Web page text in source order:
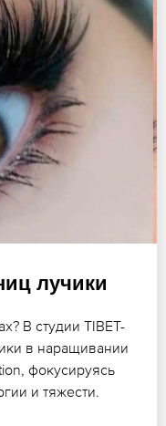
лучики
В студии TIBET-
в наращивании
фокусируясь
и тяжести.